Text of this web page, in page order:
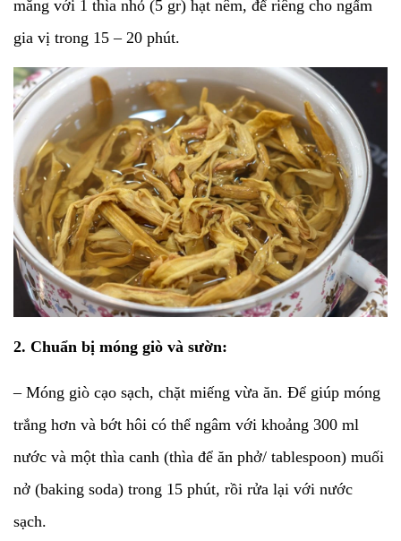
măng với 1 thìa nhỏ (5 gr) hạt nêm, để riêng cho ngấm
gia vị trong 15 – 20 phút.
2. Chuẩn bị móng giò và sườn:
– Móng giò cạo sạch, chặt miếng vừa ăn. Để giúp móng
trắng hơn và bớt hôi có thể ngâm với khoảng 300 ml
nước và một thìa canh (thìa để ăn phở/ tablespoon) muối
nở (baking soda) trong 15 phút, rồi rửa lại với nước
sạch.